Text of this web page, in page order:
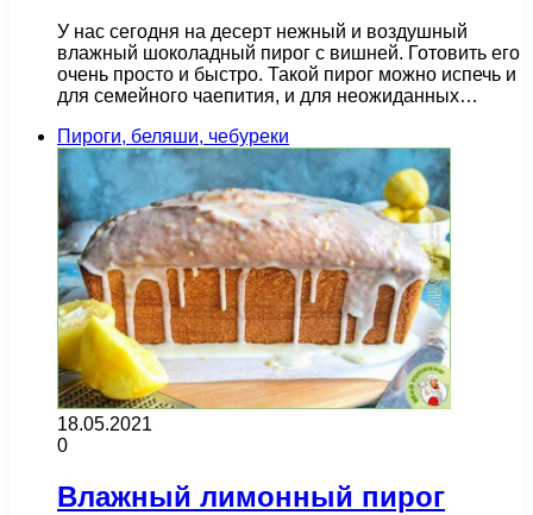
У нас сегодня на десерт нежный и воздушный
влажный шоколадный пирог с вишней. Готовить его
очень просто и быстро. Такой пирог можно испечь и
для семейного чаепития, и для неожиданных…
Пироги, беляши, чебуреки
18.05.2021
0
Влажный лимонный пирог